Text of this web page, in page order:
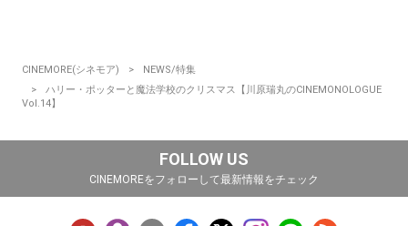
CINEMORE(シネモア)
NEWS/特集
ハリー・ポッターと魔法学校のクリスマス【川原瑞丸のCINEMONOLOGUE
Vol.14】
FOLLOW US
CINEMOREをフォローして最新情報をチェック